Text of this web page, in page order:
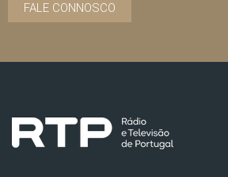
FALE CONNOSCO